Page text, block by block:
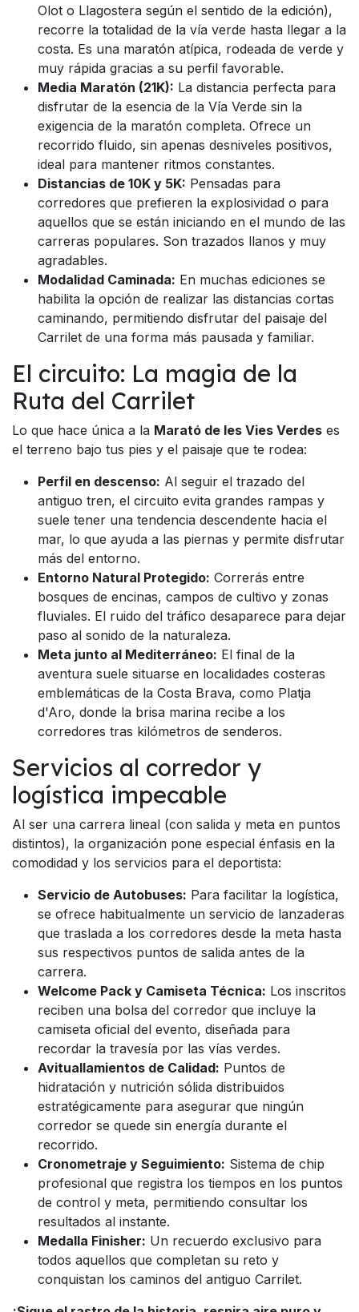
Olot o Llagostera según el sentido de la edición),
recorre la totalidad de la vía verde hasta llegar a la
costa. Es una maratón atípica, rodeada de verde y
muy rápida gracias a su perfil favorable.
Media Maratón (21K): La distancia perfecta para
disfrutar de la esencia de la Vía Verde sin la
exigencia de la maratón completa. Ofrece un
recorrido fluido, sin apenas desniveles positivos,
ideal para mantener ritmos constantes.
Distancias de 10K y 5K: Pensadas para
corredores que prefieren la explosividad o para
aquellos que se están iniciando en el mundo de las
carreras populares. Son trazados llanos y muy
agradables.
Modalidad Caminada: En muchas ediciones se
habilita la opción de realizar las distancias cortas
caminando, permitiendo disfrutar del paisaje del
Carrilet de una forma más pausada y familiar.
El circuito: La magia de la
Ruta del Carrilet
Lo que hace única a la Marató de les Vies Verdes es
el terreno bajo tus pies y el paisaje que te rodea:
Perfil en descenso: Al seguir el trazado del
antiguo tren, el circuito evita grandes rampas y
suele tener una tendencia descendente hacia el
mar, lo que ayuda a las piernas y permite disfrutar
más del entorno.
Entorno Natural Protegido: Correrás entre
bosques de encinas, campos de cultivo y zonas
fluviales. El ruido del tráfico desaparece para dejar
paso al sonido de la naturaleza.
Meta junto al Mediterráneo: El final de la
aventura suele situarse en localidades costeras
emblemáticas de la Costa Brava, como Platja
d'Aro, donde la brisa marina recibe a los
corredores tras kilómetros de senderos.
Servicios al corredor y
logística impecable
Al ser una carrera lineal (con salida y meta en puntos
distintos), la organización pone especial énfasis en la
comodidad y los servicios para el deportista:
Servicio de Autobuses: Para facilitar la logística,
se ofrece habitualmente un servicio de lanzaderas
que traslada a los corredores desde la meta hasta
sus respectivos puntos de salida antes de la
carrera.
Welcome Pack y Camiseta Técnica: Los inscritos
reciben una bolsa del corredor que incluye la
camiseta oficial del evento, diseñada para
recordar la travesía por las vías verdes.
Avituallamientos de Calidad: Puntos de
hidratación y nutrición sólida distribuidos
estratégicamente para asegurar que ningún
corredor se quede sin energía durante el
recorrido.
Cronometraje y Seguimiento: Sistema de chip
profesional que registra los tiempos en los puntos
de control y meta, permitiendo consultar los
resultados al instante.
Medalla Finisher: Un recuerdo exclusivo para
todos aquellos que completan su reto y
conquistan los caminos del antiguo Carrilet.